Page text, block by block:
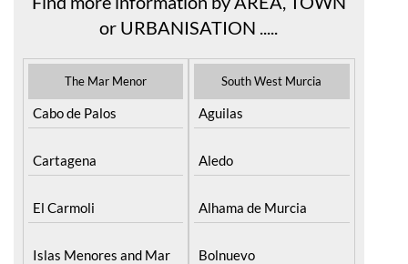
or URBANISATION .....
The Mar Menor
Cabo de Palos
Cartagena
El Carmoli
Islas Menores and Mar
South West Murcia
Aguilas
Aledo
Alhama de Murcia
Bolnuevo